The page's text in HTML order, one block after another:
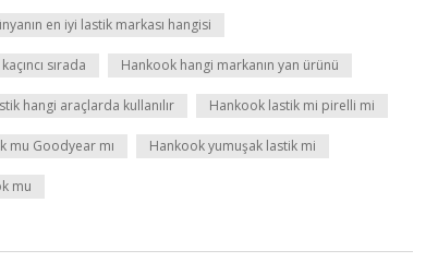
en iyi lastik markası hangisi
sırada Hankook hangi markanın yan ürünü
hangi araçlarda kullanılır Hankook lastik mi pirelli mi
mu Goodyear mı Hankook yumuşak lastik mi
mu